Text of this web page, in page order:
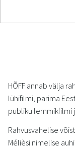
HÕFF annab välja
lühifilmi, parima
publiku lemmikfilmi
Rahvusvahelise
Mélièsi nimelise